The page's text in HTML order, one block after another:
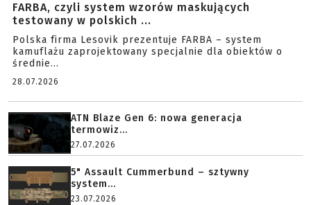
FARBA, czyli system wzorów maskujących
testowany w polskich ...
Polska firma Lesovik prezentuje FARBA – system
kamuflażu zaprojektowany specjalnie dla obiektów o
średnie...
28.07.2026
ATN Blaze Gen 6: nowa generacja
termowiz...
27.07.2026
5" Assault Cummerbund – sztywny
system...
23.07.2026